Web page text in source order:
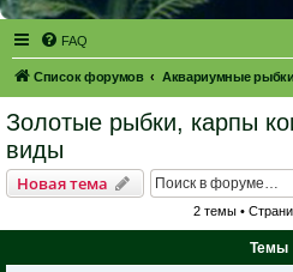
FAQ
Список форумов Аквариумные рыбки
Золотые рыбки, карпы
виды
Новая тема
2 темы •
Темы